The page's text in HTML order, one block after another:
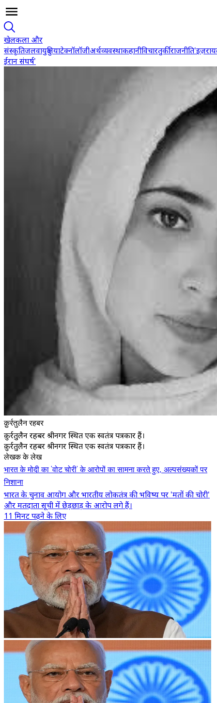
खेलकला और
संस्कृतिजलवायुदुनियाटेक्नॉलॉजीअर्थव्यवस्थाकहानीविचारतुर्कीराजनीति
ईरान संघर्ष'
क़ुर्रतुलैन रहबर
क़ुर्रतुलैन रहबर श्रीनगर स्थित एक स्वतंत्र पत्रकार हैं।
क़ुर्रतुलैन रहबर श्रीनगर स्थित एक स्वतंत्र पत्रकार हैं।
लेखक के लेख
भारत के मोदी का 'वोट चोरी' के आरोपों का सामना करते हुए, अल्पसंख्यकों पर
निशाना
भारत के चुनाव आयोग और भारतीय लोकतंत्र की भविष्य पर 'मतों की चोरी'
और मतदाता सूची में छेड़छाड़ के आरोप लगे हैं।
11 मिनट पढ़ने के लिए